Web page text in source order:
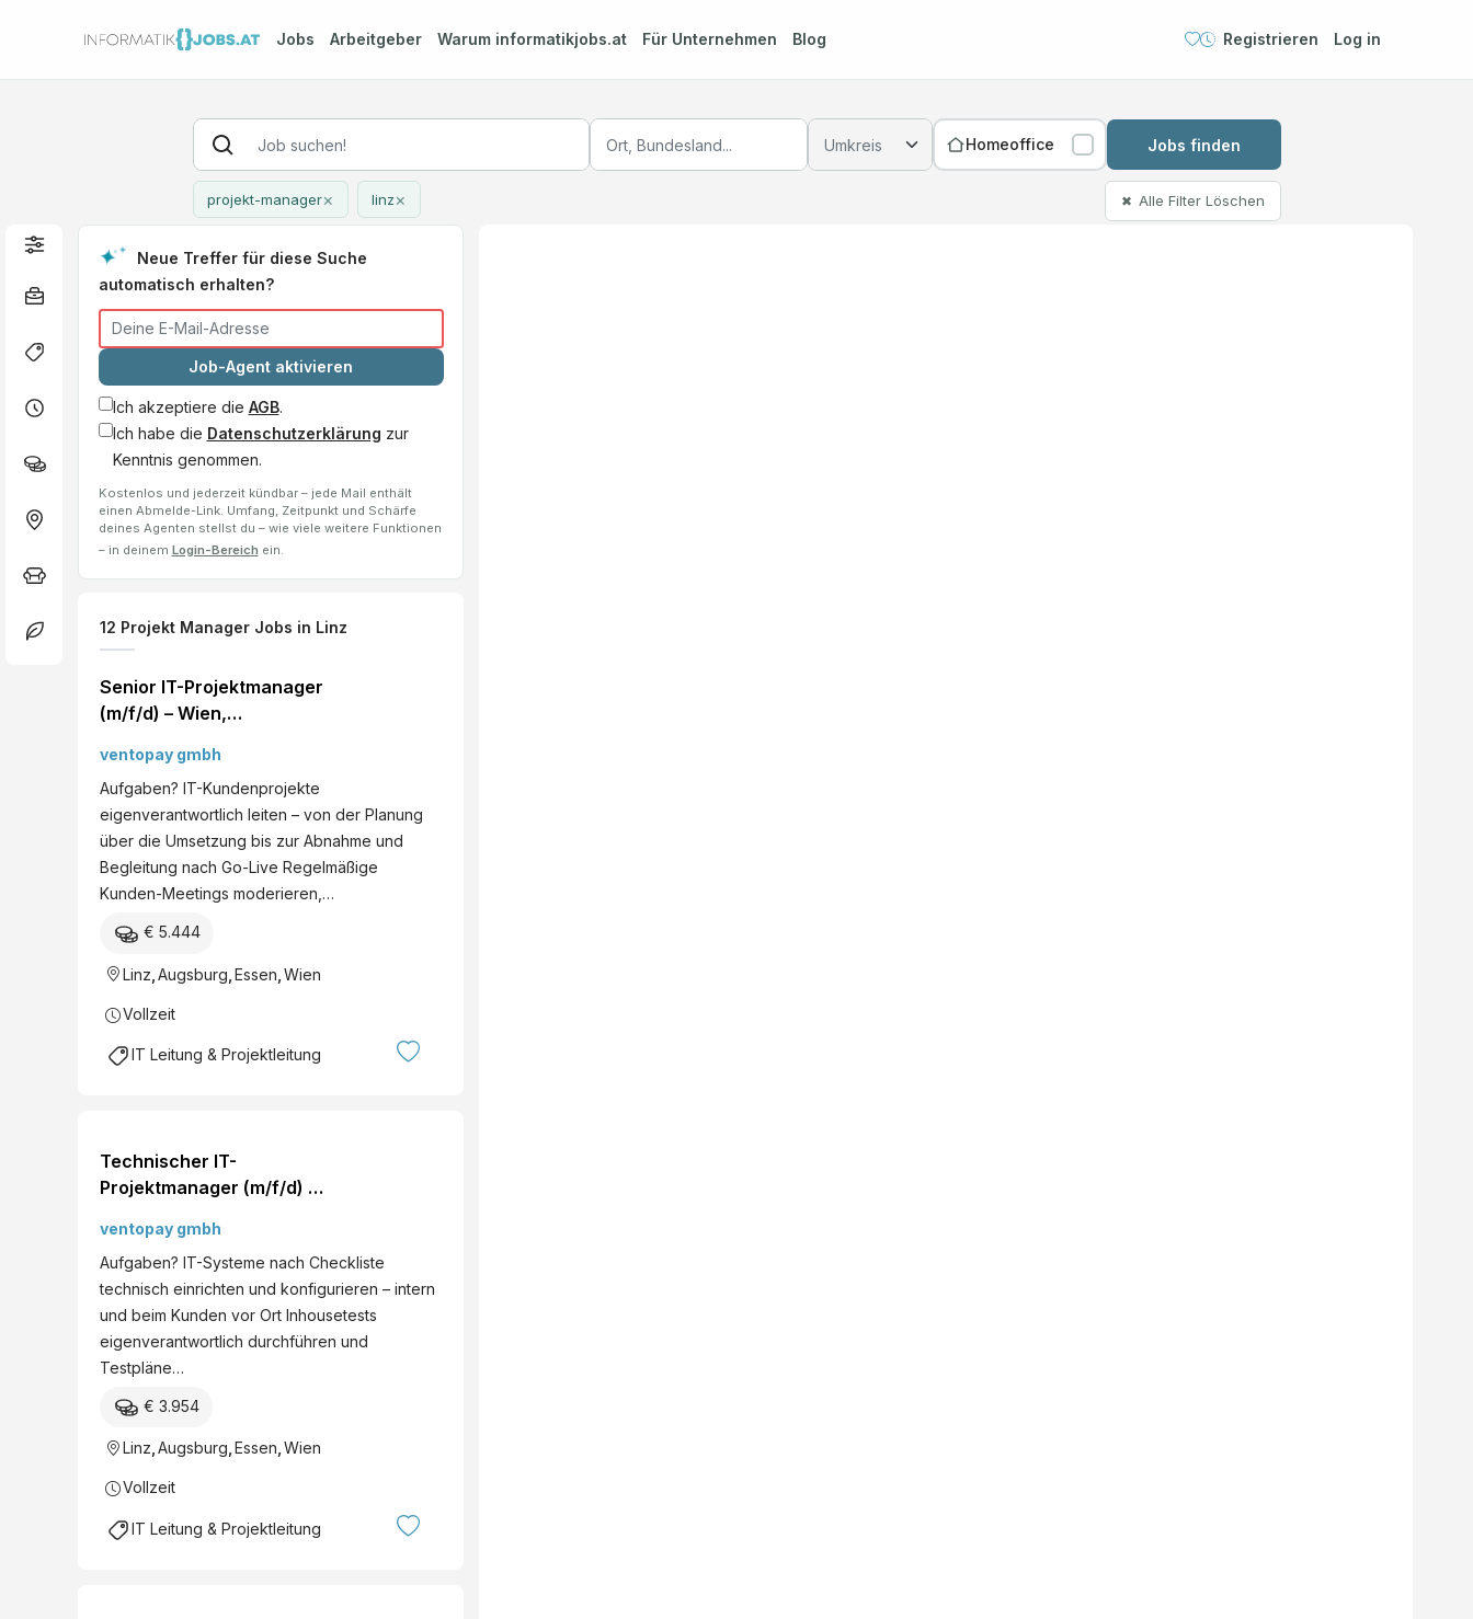
Jobs Arbeitgeber Warum informatikjobs.at Für Unternehmen Blog Registrieren Log in
Homeoffice Jobs finden
projekt-manager× linz× ✖ Alle Filter Löschen
Neue Treffer für diese Suche
automatisch erhalten?
Job-Agent aktivieren
Ich akzeptiere die AGB.
Ich habe die Datenschutzerklärung zur
Kenntnis genommen.
Kostenlos und jederzeit kündbar – jede Mail enthält
einen Abmelde-Link. Umfang, Zeitpunkt und Schärfe
deines Agenten stellst du – wie viele weitere Funktionen
– in deinem Login-Bereich ein.
12 Projekt Manager Jobs in Linz
Senior IT-Projektmanager
(m/f/d) – Wien,
Vollzeit
ventopay gmbh
Aufgaben? IT-Kundenprojekte
eigenverantwortlich leiten – von der Planung
über die Umsetzung bis zur Abnahme und
Begleitung nach Go-Live Regelmäßige
Kunden-Meetings moderieren,…
€ 5.444
Linz Augsburg Essen Wien
Vollzeit
IT Leitung & Projektleitung
Technischer IT-
Projektmanager (m/f/d) –
optional Wien / Vollzeit
ventopay gmbh
Aufgaben? IT-Systeme nach Checkliste
technisch einrichten und konfigurieren – intern
und beim Kunden vor Ort Inhousetests
eigenverantwortlich durchführen und
Testpläne…
€ 3.954
Linz,Augsburg,Essen,Wien
Vollzeit
IT Leitung & Projektleitung